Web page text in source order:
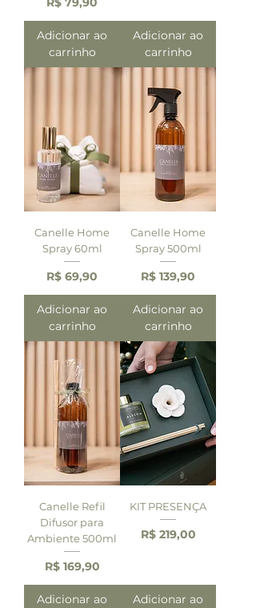
Adicionar ao
carrinho
Adicionar ao
carrinho
Canelle Home
Spray 60ml
Preço
R$ 69,90
Adicionar ao
carrinho
Canelle Home
Spray 500ml
Preço
R$ 139,90
Adicionar ao
carrinho
Canelle Refil
Difusor para
Ambiente 500ml
Preço
R$ 169,90
Adicionar ao
KIT PRESENÇA
Preço
R$ 219,00
Adicionar ao